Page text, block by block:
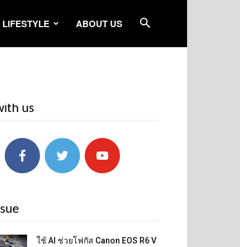
LIFESTYLE ABOUT US
us
ใช้ AI ช่วยโฟกัส Canon EOS R6 V